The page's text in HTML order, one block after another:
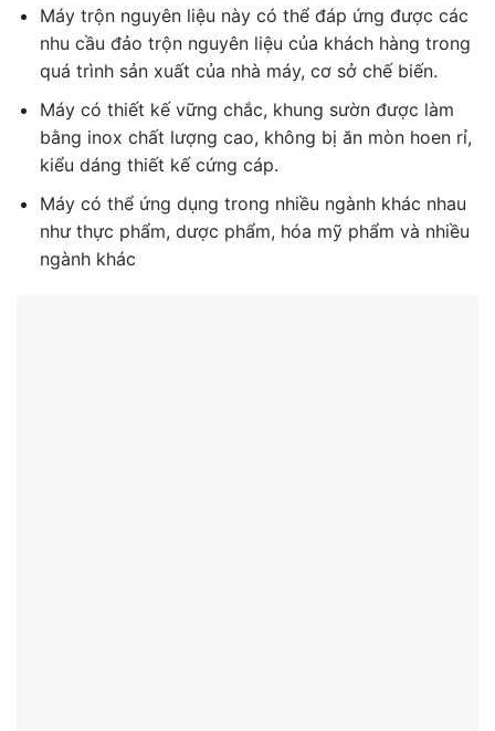
Máy trộn nguyên liệu này có thể đáp ứng được các
nhu cầu đảo trộn nguyên liệu của khách hàng trong
quá trình sản xuất của nhà máy, cơ sở chế biến.
Máy có thiết kế vững chắc, khung sườn được làm
bằng inox chất lượng cao, không bị ăn mòn hoen rỉ,
kiểu dáng thiết kế cứng cáp.
Máy có thể ứng dụng trong nhiều ngành khác nhau
như thực phẩm, dược phẩm, hóa mỹ phẩm và nhiều
ngành khác